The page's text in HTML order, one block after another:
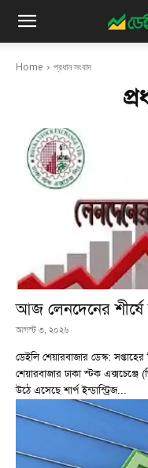
Home প্রধান সংবাদ
আজ লেনদেনের শীর্ষে
আগস্ট ৩, ২০২৬
ডেইলি শেয়ারবাজার ডেস্ক:
শেয়ারবাজার ঢাকা স্টক এক্সচেঞ্জে
উঠে এসেছে শার্প ইন্ডাস্ট্রিজ...